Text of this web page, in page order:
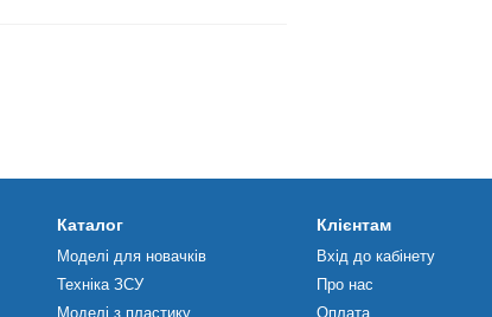
Каталог
Моделі для новачків
Техніка ЗСУ
Моделі з пластику
Клієнтам
Вхід до кабінету
Про нас
Оплата